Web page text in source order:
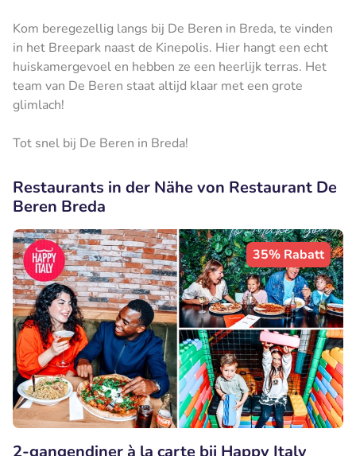
Kom beregezellig langs bij De Beren in Breda, te vinden
in het Breepark naast de Kinepolis. Hier hangt een echt
huiskamergevoel en hebben ze een heerlijk terras. Het
team van De Beren staat altijd klaar met een grote
glimlach!
Tot snel bij De Beren in Breda!
Restaurants in der Nähe von Restaurant De
Beren Breda
35% Rabatt
2-gangendiner à la carte bij Happy Italy